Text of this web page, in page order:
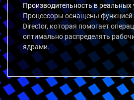
Производительность в реальных
Процессоры оснащены функцией
Director, которая помогает
оптимально распределять
ядрами.